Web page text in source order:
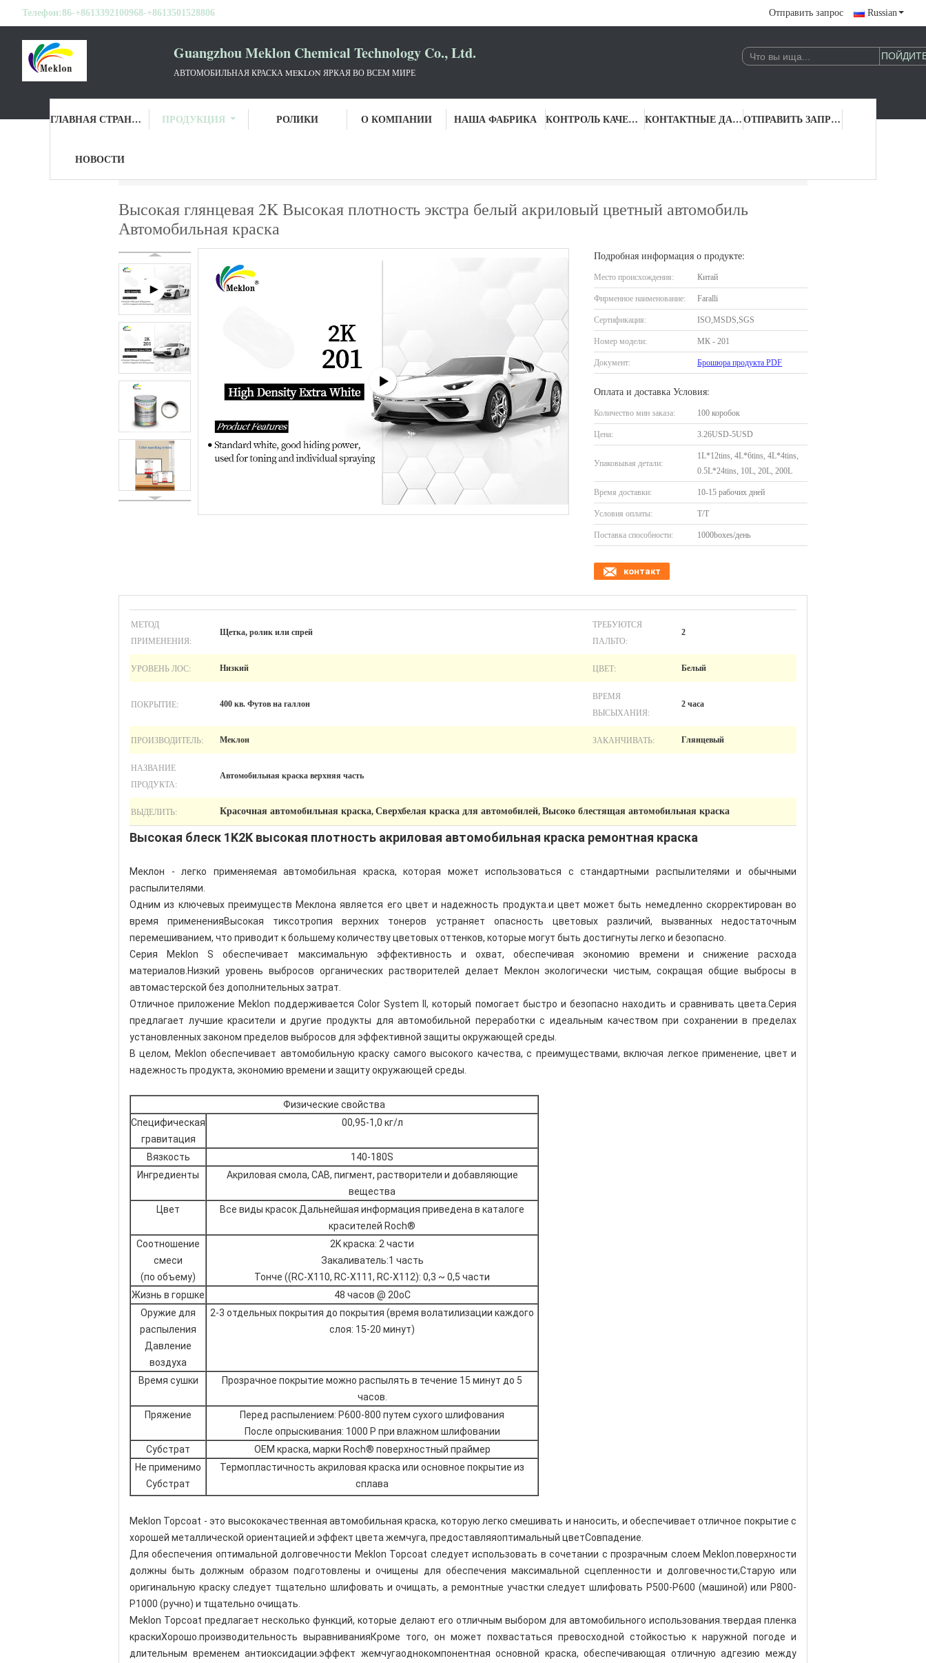
Телефон:86-+8613392100968-+8613501528806 Отправить запрос Russian
Guangzhou Meklon Chemical Technology Co., Ltd.
АВТОМОБИЛЬНАЯ КРАСКА MEKLON ЯРКАЯ ВО ВСЕМ МИРЕ
ГЛАВНАЯ СТРАНИЦА ПРОДУКЦИЯ РОЛИКИ О КОМПАНИИ НАША ФАБРИКА КОНТРОЛЬ КАЧЕСТВА КОНТАКТНЫЕ ДАННЫЕ ОТПРАВИТЬ ЗАПРОС
НОВОСТИ
Высокая глянцевая 2K Высокая плотность экстра белый акриловый цветный автомобиль
Автомобильная краска
Подробная информация о продукте:
Место происхождения: Китай
Фирменное наименование: Faralli
Сертификация: ISO,MSDS,SGS
Номер модели: МК - 201
Документ: Брошюра продукта PDF
Оплата и доставка Условия:
Количество мин заказа: 100 коробок
Цена: 3.26USD-5USD
Упаковывая детали:
1L*12tins, 4L*6tins, 4L*4tins,
0.5L*24tins, 10L, 20L, 200L
Время доставки: 10-15 рабочих дней
Условия оплаты: T/T
Поставка способности: 1000boxes/день
контакт
МЕТОД
ПРИМЕНЕНИЯ:
Щетка, ролик или спрей
ТРЕБУЮТСЯ
ПАЛЬТО:
2
УРОВЕНЬ ЛОС: Низкий ЦВЕТ: Белый
ПОКРЫТИЕ: 400 кв. Футов на галлон
ВРЕМЯ
ВЫСЫХАНИЯ:
2 часа
ПРОИЗВОДИТЕЛЬ: Меклон ЗАКАНЧИВАТЬ: Глянцевый
НАЗВАНИЕ
ПРОДУКТА:
Автомобильная краска верхняя часть
ВЫДЕЛИТЬ: Красочная автомобильная краска, Сверхбелая краска для автомобилей, Высоко блестящая автомобильная краска
Высокая блеск 1K2K высокая плотность акриловая автомобильная краска ремонтная краска
Меклон - легко применяемая автомобильная краска, которая может использоваться с стандартными распылителями и обычными
распылителями.
Одним из ключевых преимуществ Меклона является его цвет и надежность продукта.и цвет может быть немедленно скорректирован во
время примененияВысокая тиксотропия верхних тонеров устраняет опасность цветовых различий, вызванных недостаточным
перемешиванием, что приводит к большему количеству цветовых оттенков, которые могут быть достигнуты легко и безопасно.
Серия Meklon S обеспечивает максимальную эффективность и охват, обеспечивая экономию времени и снижение расхода
материалов.Низкий уровень выбросов органических растворителей делает Меклон экологически чистым, сокращая общие выбросы в
автомастерской без дополнительных затрат.
Отличное приложение Meklon поддерживается Color System II, который помогает быстро и безопасно находить и сравнивать цвета.Серия
предлагает лучшие красители и другие продукты для автомобильной переработки с идеальным качеством при сохранении в пределах
установленных законом пределов выбросов для эффективной защиты окружающей среды.
В целом, Meklon обеспечивает автомобильную краску самого высокого качества, с преимуществами, включая легкое применение, цвет и
надежность продукта, экономию времени и защиту окружающей среды.
Физические свойства
Специфическая
гравитация
00,95-1,0 кг/л
Вязкость
140-180S
Ингредиенты
Акриловая смола, CAB, пигмент, растворители и добавляющие
вещества
Цвет
Все виды красок.Дальнейшая информация приведена в каталоге
красителей Roch®
Соотношение
смеси
(по объему)
2K краска: 2 части
Закаливатель:1 часть
Тонче ((RC-X110, RC-X111, RC-X112): 0,3 ~ 0,5 части
Жизнь в горшке
48 часов @ 20oC
Оружие для
распыления
Давление
воздуха
2-3 отдельных покрытия до покрытия (время волатилизации каждого
слоя: 15-20 минут)
Время сушки
Прозрачное покрытие можно распылять в течение 15 минут до 5
часов.
Пряжение
Перед распылением: P600-800 путем сухого шлифования
После опрыскивания: 1000 P при влажном шлифовании
Субстрат
OEM краска, марки Roch® поверхностный праймер
Не применимо
Субстрат
Термопластичность акриловая краска или основное покрытие из
сплава
Meklon Topcoat - это высококачественная автомобильная краска, которую легко смешивать и наносить, и обеспечивает отличное покрытие с
хорошей металлической ориентацией.и эффект цвета жемчуга, предоставляяоптимальный цветСовпадение.
Для обеспечения оптимальной долговечности Meklon Topcoat следует использовать в сочетании с прозрачным слоем Meklon.поверхности
должны быть должным образом подготовлены и очищены для обеспечения максимальной сцепленности и долговечности;Старую или
оригинальную краску следует тщательно шлифовать и очищать, а ремонтные участки следует шлифовать P500-P600 (машиной) или P800-
P1000 (ручно) и тщательно очищать.
Meklon Topcoat предлагает несколько функций, которые делают его отличным выбором для автомобильного использования. твердая пленка
краскиХорошо. производительность выравниванияКроме того, он может похвастаться превосходной стойкостью к наружной погоде и
длительным временем антиоксидации.эффект жемчугаоднокомпонентная основной краска, обеспечивающая отличную адгезию между